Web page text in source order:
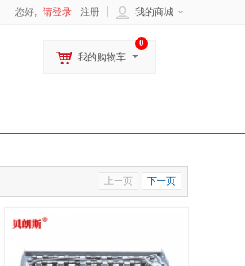
我的商城
您好, 请登录 注册
0
我的购物车
上一页 下一页